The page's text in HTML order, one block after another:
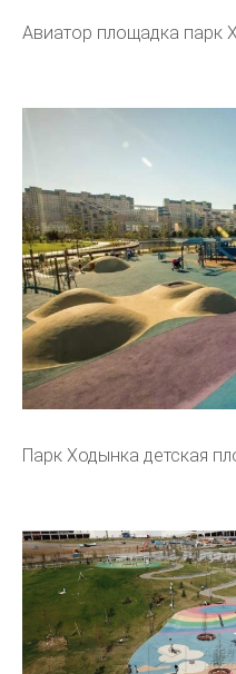
Авиатор площадка парк
Парк Ходынка детская